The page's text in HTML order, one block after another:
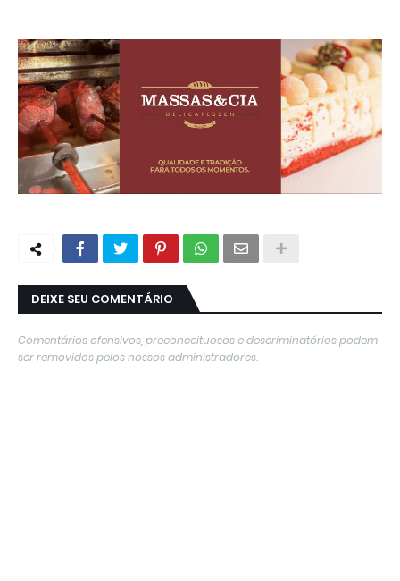
DEIXE SEU COMENTÁRIO
Comentários ofensivos, preconceituosos e descriminatórios podem
ser removidos pelos nossos administradores.